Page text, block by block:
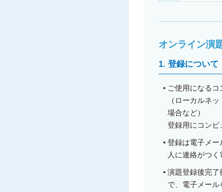
オンライン演
1. 登録について
• ご使用になる
（ローカルネ
場合など）
登録用にコン
• 登録は電子メ
人に連絡がつ
• 演題登録後完
で、電子メー